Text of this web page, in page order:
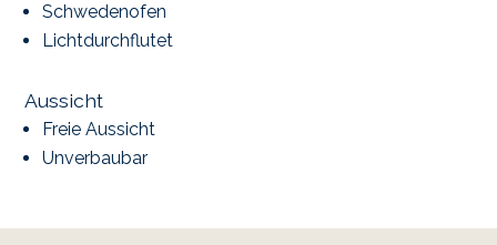
Schwedenofen
Lichtdurchflutet
Aussicht
Freie Aussicht
Unverbaubar